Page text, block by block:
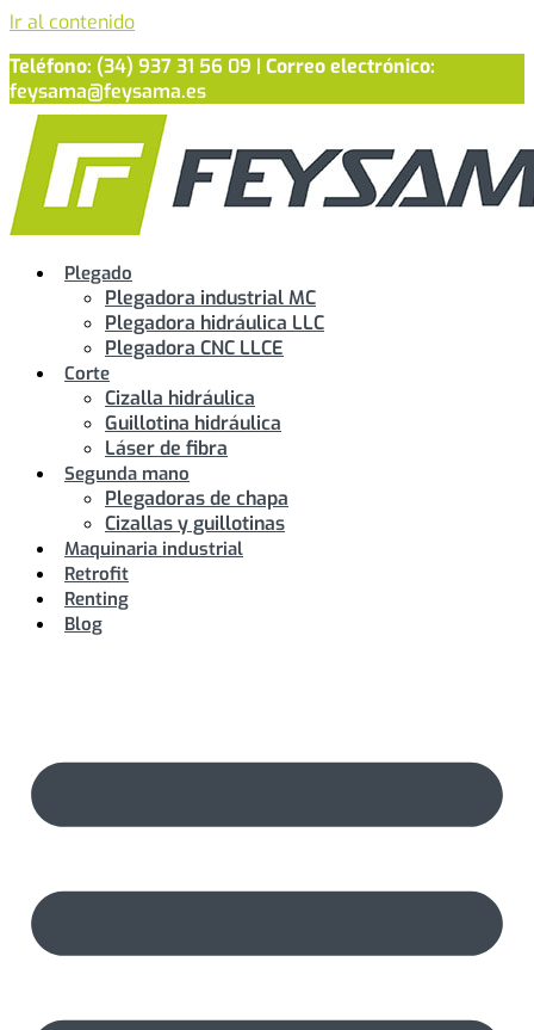
Ir al contenido
Teléfono: (34) 937 31 56 09 | Correo electrónico:
feysama@feysama.es
Plegado
Plegadora industrial MC
Plegadora hidráulica LLC
Plegadora CNC LLCE
Corte
Cizalla hidráulica
Guillotina hidráulica
Láser de fibra
Segunda mano
Plegadoras de chapa
Cizallas y guillotinas
Maquinaria industrial
Retrofit
Renting
Blog